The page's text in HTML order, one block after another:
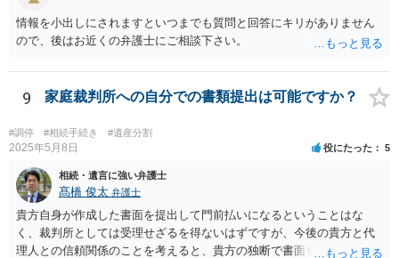
情報を小出しにされますといつまでも質問と回答にキリがありません
ので、後はお近くの弁護士にご相談下さい。
9 家庭裁判所への自分での書類提出は可能ですか？
#調停 #相続手続き #遺産分割
2025年5月8日 役にたった 5
相続・遺言に強い弁護士
髙橋 俊太 弁護士
貴方自身が作成した書面を提出して門前払いになるということはな
く、裁判所としては受理せざるを得ないはずですが、今後の貴方と代
理人との信頼関係のことを考えると、貴方の独断で書面を提出したり